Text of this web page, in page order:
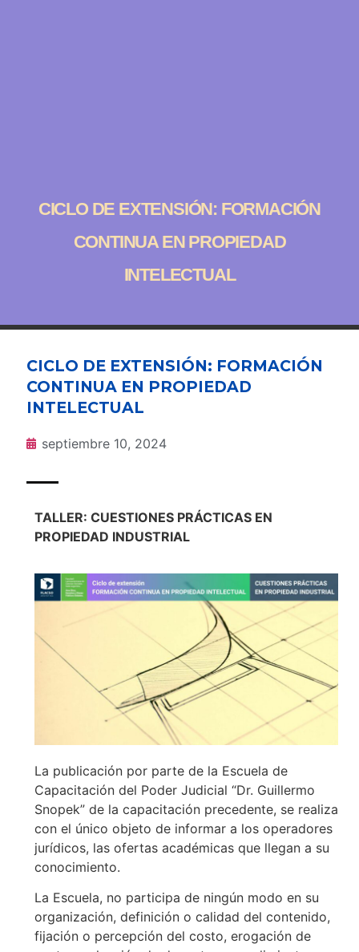
CICLO DE EXTENSIÓN: FORMACIÓN
CONTINUA EN PROPIEDAD
INTELECTUAL
CICLO DE EXTENSIÓN: FORMACIÓN
CONTINUA EN PROPIEDAD
INTELECTUAL
septiembre 10, 2024
TALLER: CUESTIONES PRÁCTICAS EN
PROPIEDAD INDUSTRIAL
La publicación por parte de la Escuela de
Capacitación del Poder Judicial “Dr. Guillermo
Snopek” de la capacitación precedente, se realiza
con el único objeto de informar a los operadores
jurídicos, las ofertas académicas que llegan a su
conocimiento.
La Escuela, no participa de ningún modo en su
organización, definición o calidad del contenido,
fijación o percepción del costo, erogación de